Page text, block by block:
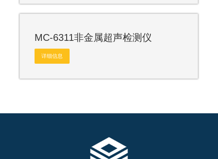
MC-6311非金属超声检测仪
详细信息